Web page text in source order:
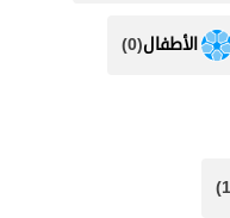
الأطفال(0)